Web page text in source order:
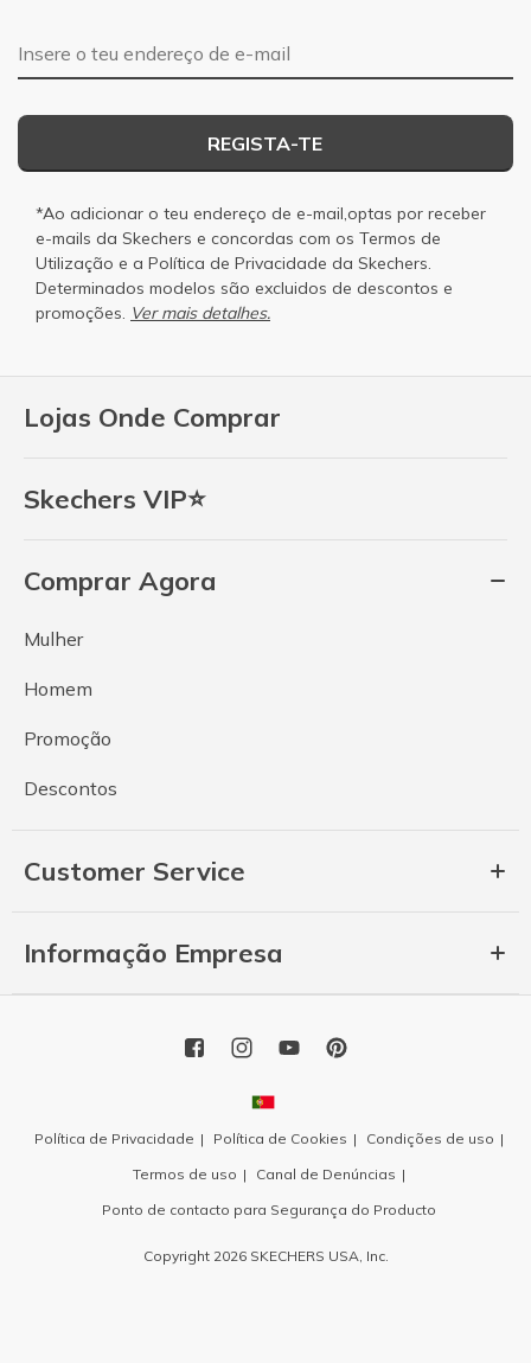
Lojas Onde Comprar
Skechers VIP⭐
Comprar Agora
Mulher
Homem
Promoção
Descontos
Customer Service
Informação Empresa
Endereço de e-mail
REGISTA-TE
*Ao adicionar o teu endereço de e-mail,optas por receber
e-mails da Skechers e concordas com os Termos de
Utilização e a Política de Privacidade da Skechers.
Determinados modelos são excluidos de descontos e
promoções. Ver mais detalhes.
Política de Privacidade Política de Cookies
Condições de uso
Termos de uso
Canal de Denúncias
Ponto de contacto para Segurança do Producto
Copyright 2026 SKECHERS USA, Inc.